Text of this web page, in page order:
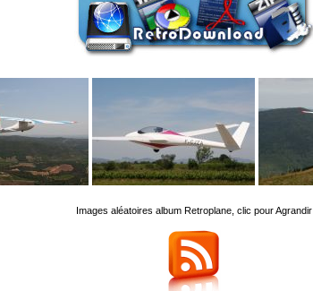
Images aléatoires album Retroplane, clic pour Agrandir